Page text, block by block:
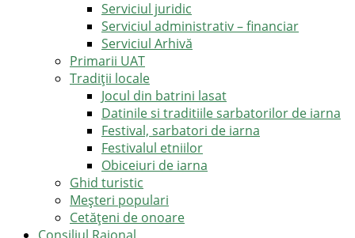
Serviciul juridic
Serviciul administrativ – financiar
Serviciul Arhivă
Primarii UAT
Tradiții locale
Jocul din batrini lasat
Datinile si traditiile sarbatorilor de iarna
Festival, sarbatori de iarna
Festivalul etniilor
Obiceiuri de iarna
Ghid turistic
Meşteri populari
Cetățeni de onoare